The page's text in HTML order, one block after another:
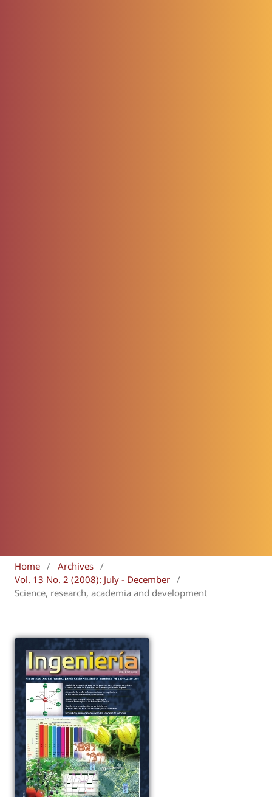
Home / Archives /
Vol. 13 No. 2 (2008): July - December /
Science, research, academia and development